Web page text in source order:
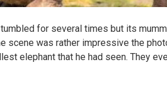
for several times but its
scene was rather impressive the
elephant that he had seen. They